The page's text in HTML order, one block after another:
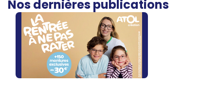
Nos dernières publications